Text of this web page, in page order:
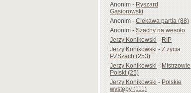
Anonim-Ryszard
Gąsiorowski
Anonim-Ciekawa partia (88)
Anonim-Szachy na wesoło
Jerzy Konikowski-RIP
Jerzy Konikowski-Z życia
PZSzach (253)
Jerzy Konikowski-Mistrzowie
Polski (25)
Jerzy Konikowski-Polskie
występy (111)